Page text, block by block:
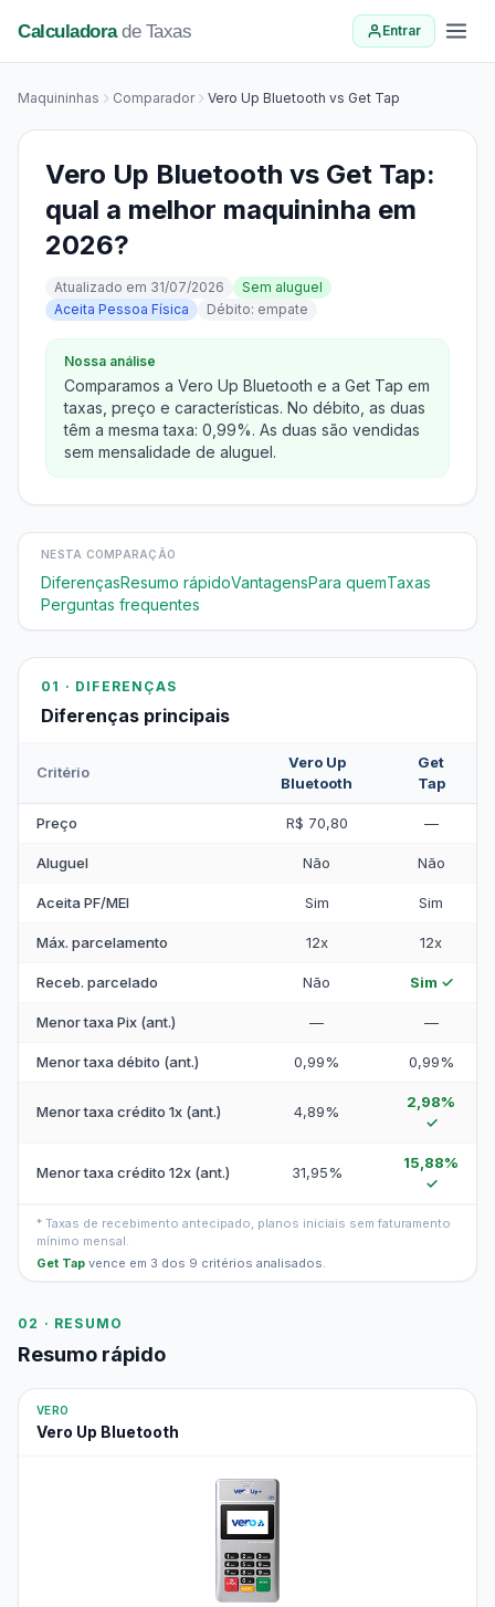
Calculadorade Taxas Entrar
Maquininhas Comparador Vero Up Bluetooth vs Get Tap
Vero Up Bluetooth vs Get Tap:
qual a melhor maquininha em
2026?
Atualizado em 31/07/2026
Sem aluguel
Aceita Pessoa Física
Débito: empate
Nossa análise
Comparamos a Vero Up Bluetooth e a Get Tap em
taxas, preço e características. No débito, as duas
têm a mesma taxa: 0,99%. As duas são vendidas
sem mensalidade de aluguel.
NESTA COMPARAÇÃO
DiferençasResumo rápidoVantagensPara quemTaxas
Perguntas frequentes
01 · DIFERENÇAS
Diferenças principais
Critério
Vero Up
Bluetooth
Get
Tap
Preço R$ 70,80 —
Aluguel Não Não
Aceita PF/MEI Sim Sim
Máx. parcelamento 12x 12x
Receb. parcelado Não Sim ✓
Menor taxa Pix (ant.) — —
Menor taxa débito (ant.) 0,99% 0,99%
Menor taxa crédito 1x (ant.) 4,89%
2,98%
✓
Menor taxa crédito 12x (ant.) 31,95%
15,88%
✓
* Taxas de recebimento antecipado, planos iniciais sem faturamento
mínimo mensal.
Get Tap vence em 3 dos 9 critérios analisados.
02 · RESUMO
Resumo rápido
VERO
Vero Up Bluetooth